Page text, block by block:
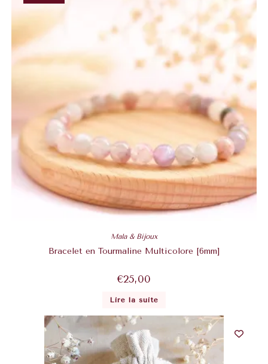
Mala & Bijoux
Bracelet en Tourmaline Multicolore [6mm]
€25,00
Lire la suite